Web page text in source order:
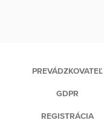
PREVÁDZKOVATEĽ
GDPR
REGISTRÁCIA